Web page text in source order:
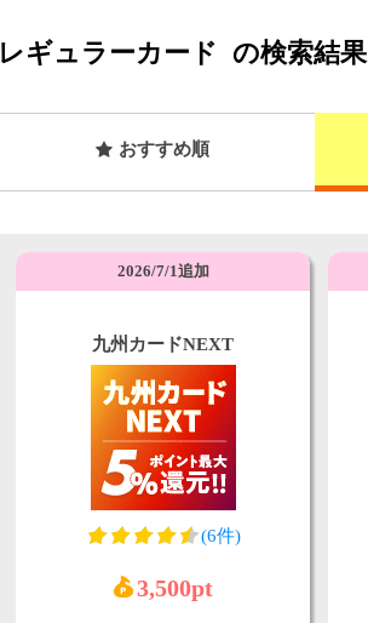
レギュラーカード の検索結果
おすすめ順
2026/7/1追加
九州カードNEXT
(6件)
3,500pt